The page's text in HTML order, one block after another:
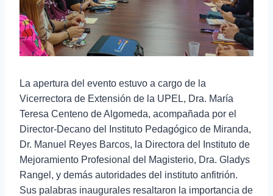
La apertura del evento estuvo a cargo de la
Vicerrectora de Extensión de la UPEL, Dra. María
Teresa Centeno de Algomeda, acompañada por el
Director-Decano del Instituto Pedagógico de Miranda,
Dr. Manuel Reyes Barcos, la Directora del Instituto de
Mejoramiento Profesional del Magisterio, Dra. Gladys
Rangel, y demás autoridades del instituto anfitrión.
Sus palabras inaugurales resaltaron la importancia de